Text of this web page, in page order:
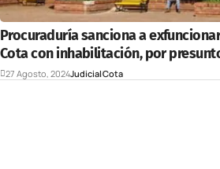
Procuraduría sanciona a
Cota con inhabilitación, por
27 Agosto, 2024JudicialCota